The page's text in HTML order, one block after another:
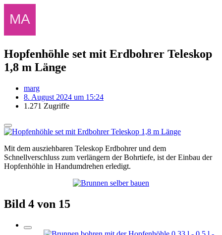
Hopfenhöhle set mit Erdbohrer Teleskop
1,8 m Länge
marg
8. August 2024 um 15:24
1.271 Zugriffe
Mit dem ausziehbaren Teleskop Erdbohrer und dem
Schnellverschluss zum verlängern der Bohrtiefe, ist der Einbau der
Hopfenhöhle in Handumdrehen erledigt.
Bild 4 von 15